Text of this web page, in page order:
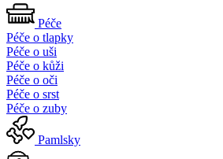
Péče
Péče o tlapky
Péče o uši
Péče o kůži
Péče o oči
Péče o srst
Péče o zuby
Pamlsky